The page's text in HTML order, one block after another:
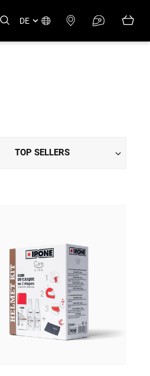
DE
TOP SELLERS